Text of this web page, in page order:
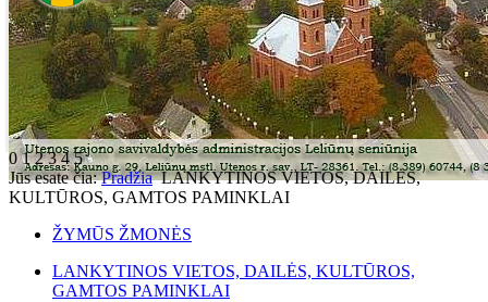
012345
Jūs esate čia:Pradžia LANKYTINOS VIETOS, DAILĖS,
KULTŪROS, GAMTOS PAMINKLAI
ŽYMŪS ŽMONĖS
LANKYTINOS VIETOS, DAILĖS, KULTŪROS,
GAMTOS PAMINKLAI